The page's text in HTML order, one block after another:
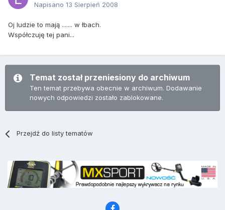
Napisano 13 Sierpień 2008
Oj ludzie to mają ....... w łbach.
Współczuję tej pani...
Temat został przeniesiony do archiwum
Ten temat przebywa obecnie w archiwum. Dodawanie
nowych odpowiedzi zostało zablokowane.
Przejdź do listy tematów